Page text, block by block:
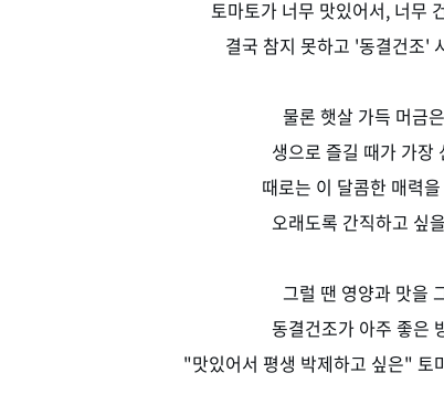
토마토가 너무 맛있어서, 너무
결국 참지 못하고 '동결건조'
물론 햇살 가득 머금
생으로 즐길 때가 가장
때로는 이 달콤한 매력
오래도록 간직하고 싶
그럴 땐 영양과 맛을
동결건조가 아주 좋은
"맛있어서 평생 박제하고 싶은" 토